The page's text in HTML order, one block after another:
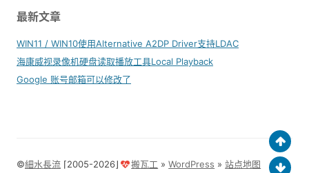
最新文章
WIN11 / WIN10使用Alternative A2DP Driver支持LDAC
海康威视录像机硬盘读取播放工具Local Playback
Google 账号邮箱可以修改了
©細水長流 ⌈2005-2026⌋ 搬瓦工 »WordPress »站点地图